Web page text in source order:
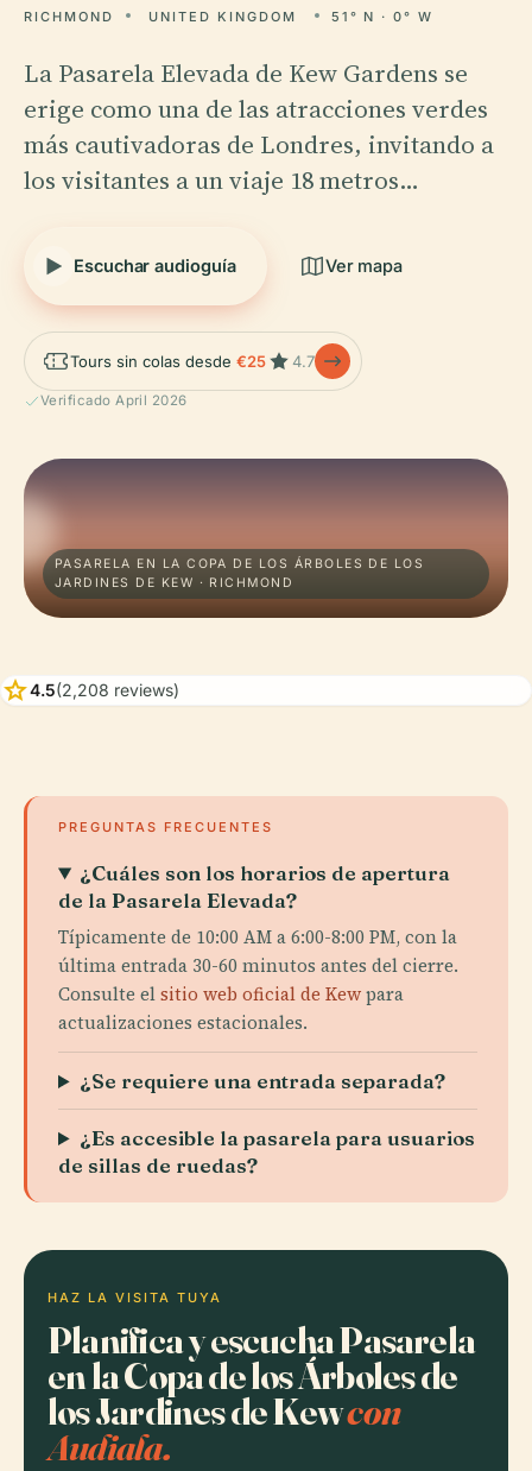
RICHMOND UNITED KINGDOM 51° N · 0° W
La Pasarela Elevada de Kew Gardens se
erige como una de las atracciones verdes
más cautivadoras de Londres, invitando a
los visitantes a un viaje 18 metros…
Escuchar audioguía Ver mapa
Tours sin colas desde €25 4.7
Verificado April 2026
PASARELA EN LA COPA DE LOS ÁRBOLES DE LOS
JARDINES DE KEW · RICHMOND
star4.5(2,208 reviews)
PREGUNTAS FRECUENTES
¿Cuáles son los horarios de apertura
de la Pasarela Elevada?
Típicamente de 10:00 AM a 6:00-8:00 PM, con la
última entrada 30-60 minutos antes del cierre.
Consulte elsitio web oficial de Kewpara
actualizaciones estacionales.
¿Se requiere una entrada separada?
¿Es accesible la pasarela para usuarios
de sillas de ruedas?
HAZ LA VISITA TUYA
Planifica y escucha Pasarela
en la Copa de los Árboles de
los Jardines de Kewcon
Audiala.